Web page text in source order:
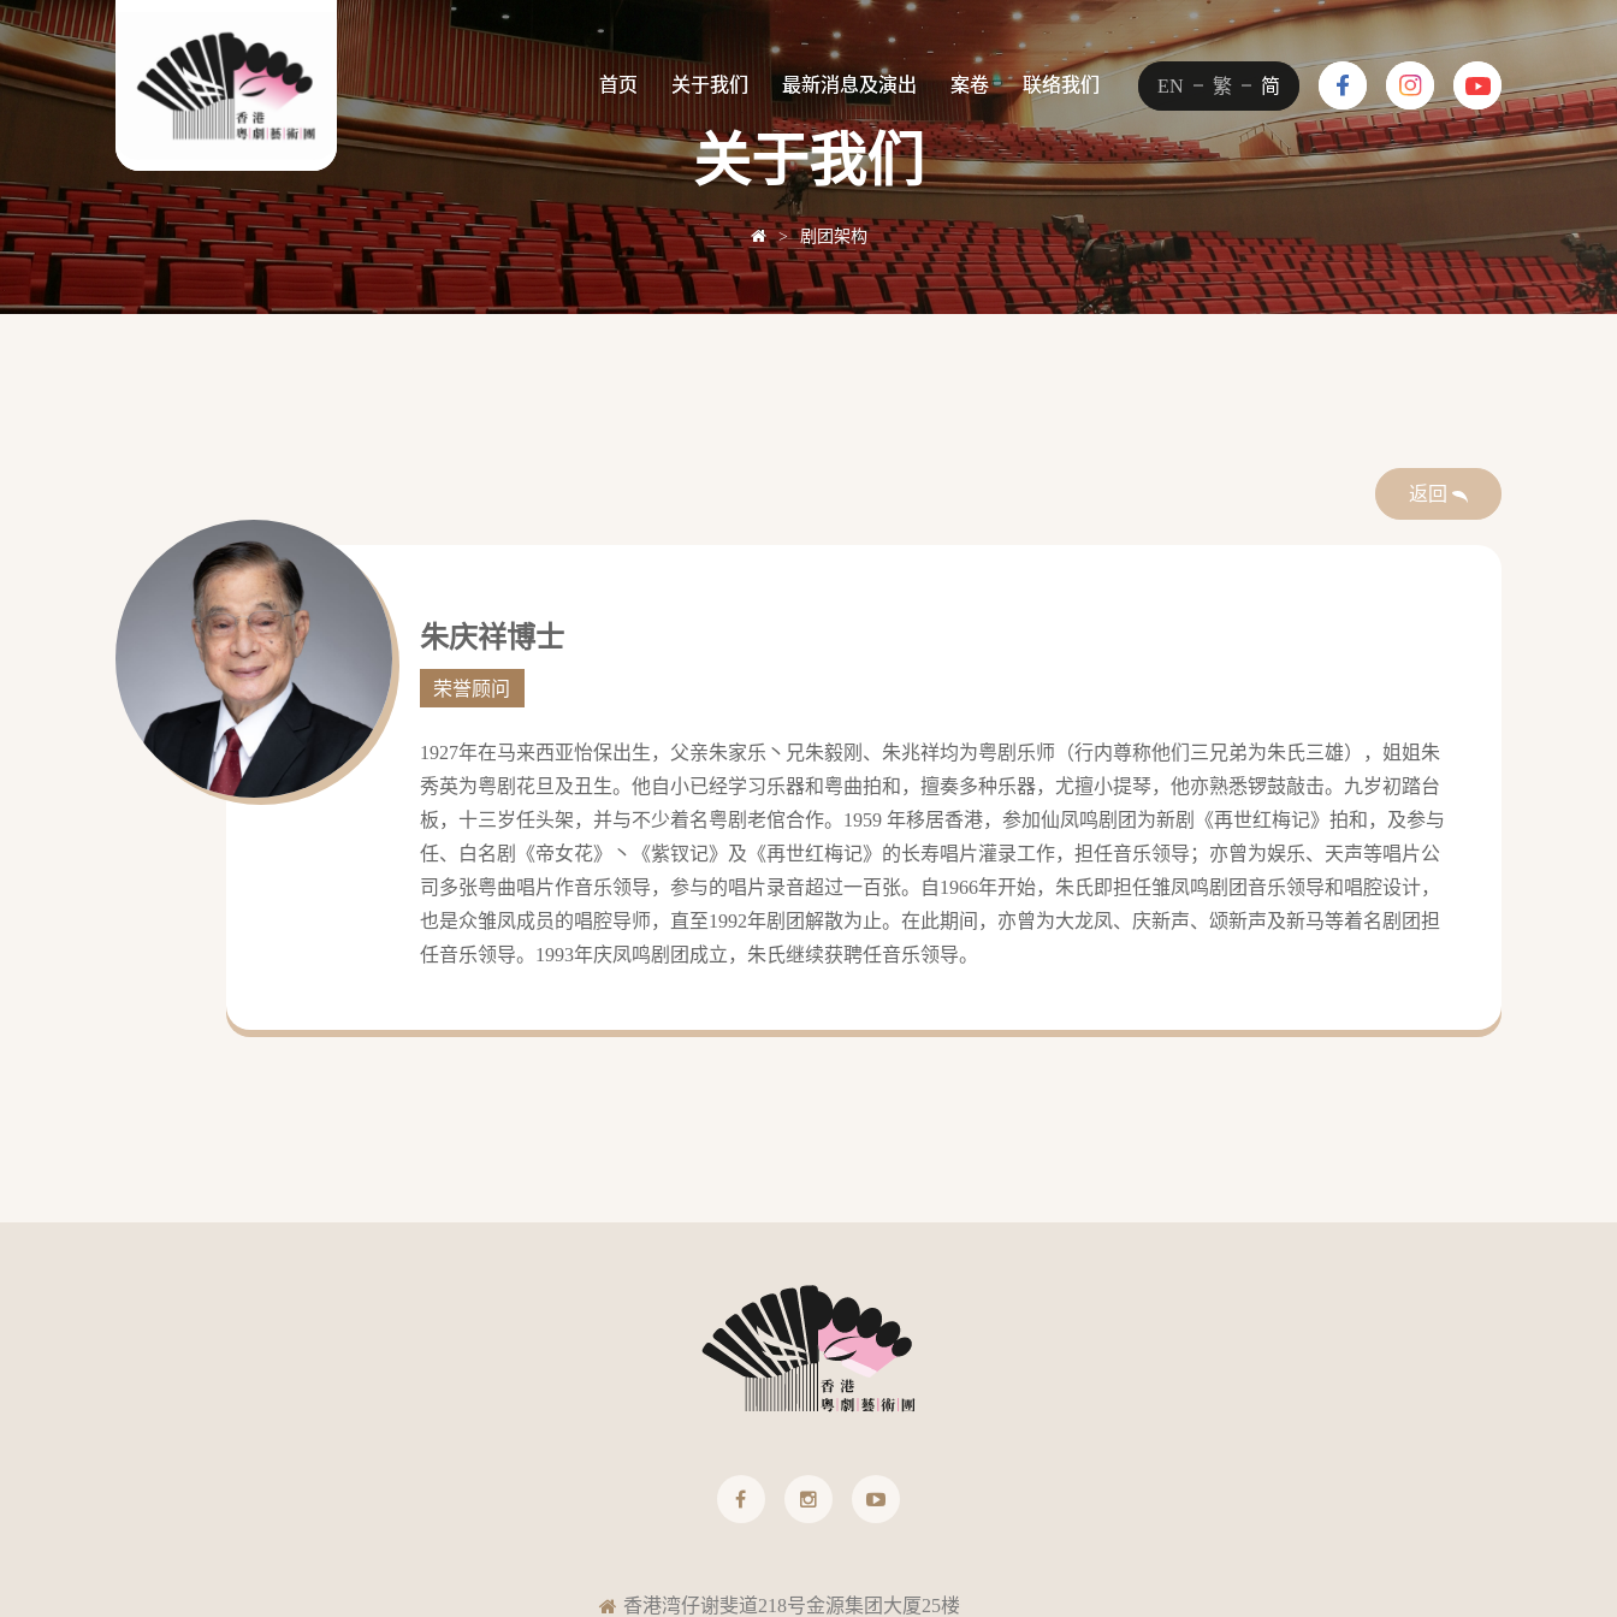
首页 关于我们 最新消息及演出 案卷 联络我们 EN 繁 简
首页 关于我们 最新消息及演出 案卷 联络我们 EN 繁 简
关于我们
> 剧团架构
返回
朱庆祥博士
荣誉顾问
1927年在马来西亚怡保出生，父亲朱家乐丶兄朱毅刚、朱兆祥均为粤剧乐师（行内尊称他们三兄弟为朱氏三雄），姐姐朱
秀英为粤剧花旦及丑生。他自小已经学习乐器和粤曲拍和，擅奏多种乐器，尤擅小提琴，他亦熟悉锣鼓敲击。九岁初踏台
板，十三岁任头架，并与不少着名粤剧老倌合作。1959 年移居香港，参加仙凤鸣剧团为新剧《再世红梅记》拍和，及参与
任、白名剧《帝女花》丶《紫钗记》及《再世红梅记》的长寿唱片灌录工作，担任音乐领导；亦曾为娱乐、天声等唱片公
司多张粤曲唱片作音乐领导，参与的唱片录音超过一百张。自1966年开始，朱氏即担任雏凤鸣剧团音乐领导和唱腔设计，
也是众雏凤成员的唱腔导师，直至1992年剧团解散为止。在此期间，亦曾为大龙凤、庆新声、颂新声及新马等着名剧团担
任音乐领导。1993年庆凤鸣剧团成立，朱氏继续获聘任音乐领导。
香港湾仔谢斐道218号金源集团大厦25楼